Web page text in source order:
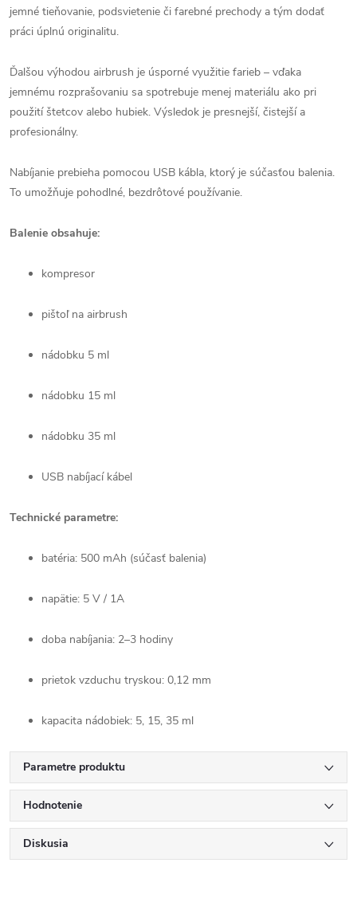
jemné tieňovanie, podsvietenie či farebné prechody a tým dodať
práci úplnú originalitu.
Ďalšou výhodou airbrush je úsporné využitie farieb – vďaka
jemnému rozprašovaniu sa spotrebuje menej materiálu ako pri
použití štetcov alebo hubiek. Výsledok je presnejší, čistejší a
profesionálny.
Nabíjanie prebieha pomocou USB kábla, ktorý je súčasťou balenia.
To umožňuje pohodlné, bezdrôtové používanie.
Balenie obsahuje:
kompresor
pištoľ na airbrush
nádobku 5 ml
nádobku 15 ml
nádobku 35 ml
USB nabíjací kábel
Technické parametre:
batéria: 500 mAh (súčasť balenia)
napätie: 5 V / 1A
doba nabíjania: 2–3 hodiny
prietok vzduchu tryskou: 0,12 mm
kapacita nádobiek: 5, 15, 35 ml
Parametre produktu
Hodnotenie
Diskusia